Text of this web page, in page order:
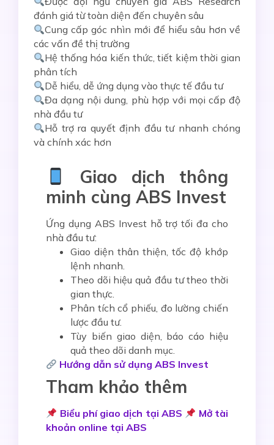
đánh giá từ toàn diện đến chuyên sâu
Cung cấp góc nhìn mới để hiểu sâu hơn về
các vấn đề thị trường
Hệ thống hóa kiến thức, tiết kiệm thời gian
phân tích
Dễ hiểu, dễ ứng dụng vào thực tế đầu tư
Đa dạng nội dung, phù hợp với mọi cấp độ
nhà đầu tư
Hỗ trợ ra quyết định đầu tư nhanh chóng
và chính xác hơn
Giao dịch thông
minh cùng ABS Invest
Ứng dụng ABS Investhỗ trợ tối đa cho
nhà đầu tư:
Giao diện thân thiện, tốc độ khớp
lệnh nhanh.
Theo dõi hiệu quả đầu tư theo thời
gian thực.
Phân tích cổ phiếu, đo lường chiến
lược đầu tư.
Tùy biến giao diện, báo cáo hiệu
quả theo dõi danh mục.
Hướng dẫn sử dụng ABS Invest
Tham khảo thêm
Biểu phí giao dịch tại ABS
Mở tài
khoản online tại ABS